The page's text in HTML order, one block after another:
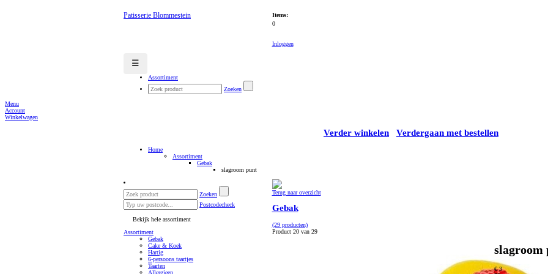
Patisserie Blommestein
Items:
0
Inloggen
☰
Assortiment
Zoeken
Menu
Account
Winkelwagen
Verder winkelen Verdergaan met bestellen
Home
Assortiment
Gebak
slagroom punt
Zoeken
Postcodecheck
Bekijk hele assortiment
Assortiment
Gebak
Cake & Koek
Hartig
6-persoons taartjes
Taarten
Allergieen
Terug naar overzicht
Gebak
(29 producten)
Product 20 van 29
slagroom
€ 3